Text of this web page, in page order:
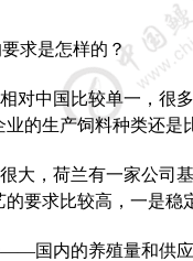
求是怎样的？
对中国比较单一，很
的生产饲料种类还是
大，荷兰有一家公司
要求比较高，一是稳
国内的养殖量和供